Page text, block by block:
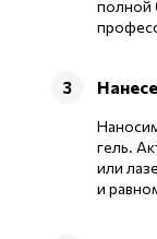
полной
гель.
или
и
3